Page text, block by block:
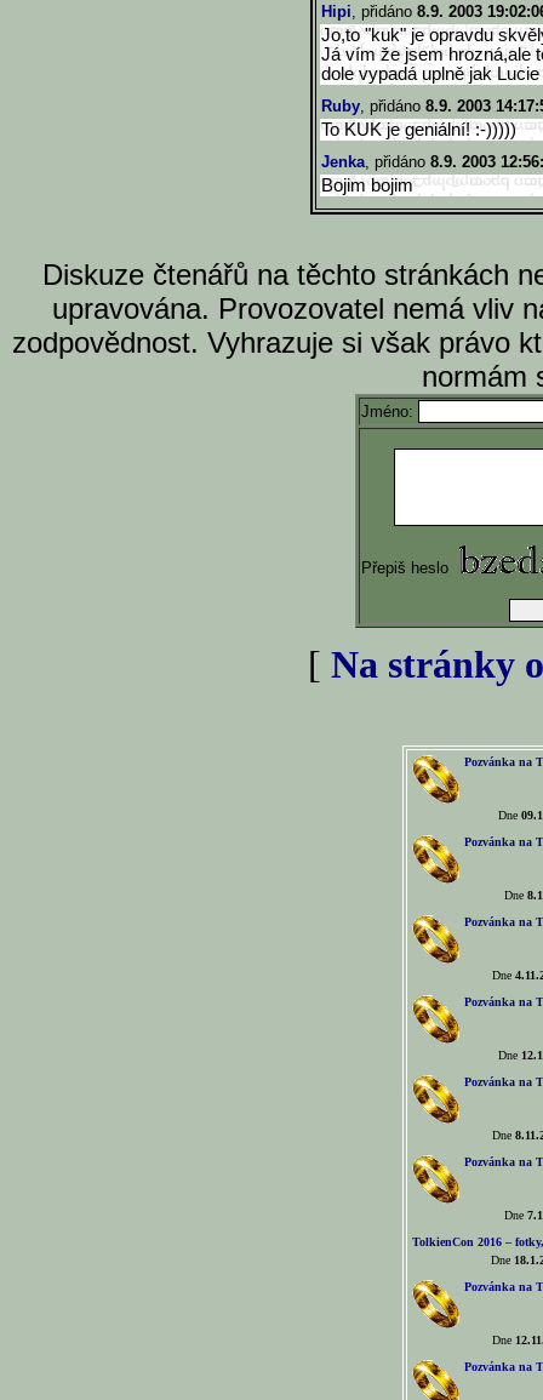
Hipi, přidáno 8.9. 2003
Jo,to "kuk" je opravdu
Já vím že jsem hrozná,ale
dole vypadá uplně jak
Ruby, přidáno 8.9. 2003
To KUK je geniální! :-)))))
Jenka, přidáno 8.9. 2003
Bojim bojim
Diskuze čtenářů na těchto stránkách
upravována. Provozovatel nemá vliv
zodpovědnost. Vyhrazuje si však právo
normám
Jméno:
Přepiš heslo
[ Na stránky
Pozvánka na
Dne
Pozvánka na
Dne
Pozvánka na
Dne
Pozvánka na
Dne
Pozvánka na
Dne
Pozvánka na
Dne
TolkienCon 2016 –
Dne
Pozvánka na
Dne
Pozvánka na